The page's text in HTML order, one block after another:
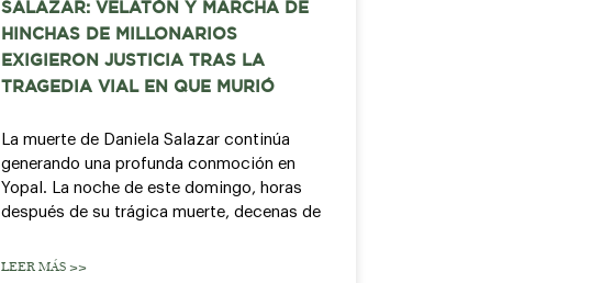
SALAZAR: VELATÓN Y MARCHA DE
HINCHAS DE MILLONARIOS
EXIGIERON JUSTICIA TRAS LA
TRAGEDIA VIAL EN QUE MURIÓ
La muerte de Daniela Salazar continúa
generando una profunda conmoción en
Yopal. La noche de este domingo, horas
después de su trágica muerte, decenas de
LEER MÁS >>